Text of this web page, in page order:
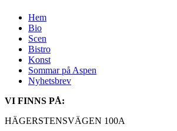
Hem
Bio
Scen
Bistro
Konst
Sommar på Aspen
Nyhetsbrev
VI FINNS PÅ:
HÄGERSTENSVÄGEN 100A